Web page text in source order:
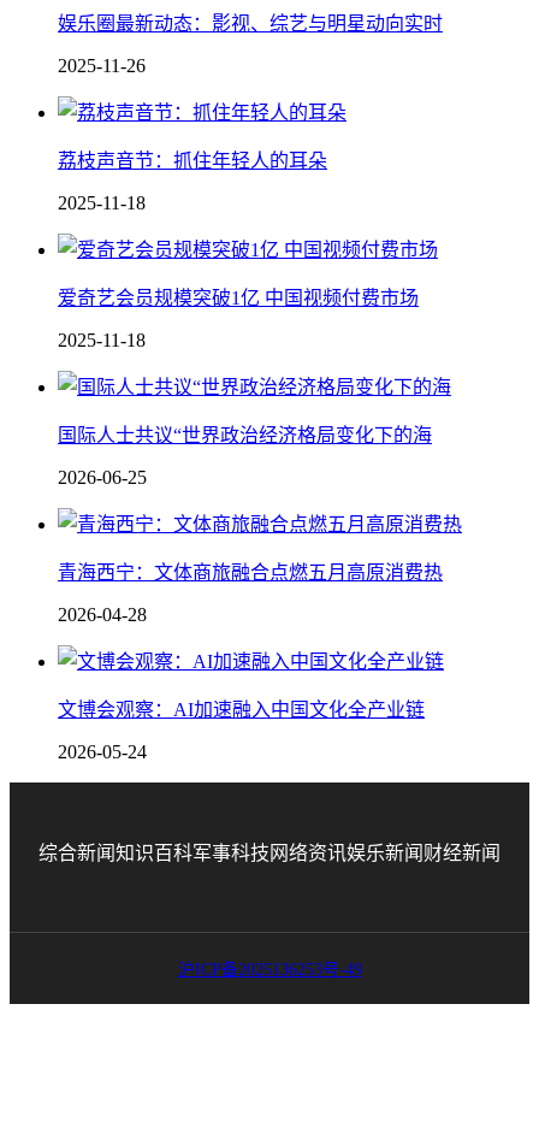
娱乐圈最新动态：影视、综艺与明星动向实时
2025-11-26
荔枝声音节：抓住年轻人的耳朵
2025-11-18
爱奇艺会员规模突破1亿 中国视频付费市场
2025-11-18
国际人士共议“世界政治经济格局变化下的海
2026-06-25
青海西宁：文体商旅融合点燃五月高原消费热
2026-04-28
文博会观察：AI加速融入中国文化全产业链
2026-05-24
综合新闻知识百科军事科技 网络资讯娱乐新闻 财经新闻
沪ICP备2025136253号-49